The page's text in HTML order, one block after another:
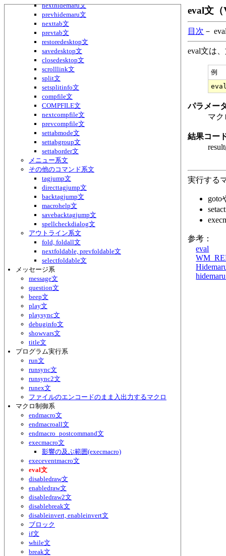
nexthidemaru文
prevhidemaru文
nexttab文
prevtab文
restoredesktop文
savedesktop文
closedesktop文
scrolllink文
split文
setsplitinfo文
compfile文
COMPFILE文
nextcompfile文
prevcompfile文
settabmode文
settabgroup文
settaborder文
メニュー系文
その他のコマンド系文
tagjump文
directtagjump文
backtagjump文
macrohelp文
savebacktagjump文
spellcheckdialog文
アウトライン系文
fold, foldall文
nextfoldable, prevfoldable文
selectfoldable文
メッセージ系
message文
question文
beep文
play文
playsync文
debuginfo文
showvars文
title文
プログラム実行系
run文
runsync文
runsync2文
runex文
ファイルのエンコードのまま入出力するマクロ
マクロ制御系
endmacro文
endmacroall文
endmacro_postcommand文
execmacro文
影響の及ぶ範囲(execmacro)
execeventmacro文
eval文
disabledraw文
enabledraw文
disabledraw2文
disablebreak文
disableinvert, enableinvert文
ブロック
if文
while文
break文
eval文
目次 －
eval文は
例
パラメー
マ
結果コー
実行する
goto
参考：
eval